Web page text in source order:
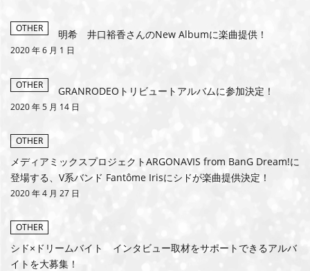
ID-S INFO
OTHER 明希 井口裕香さんのNew Albumに楽曲提供！
2020 年 6 月 1 日
OTHER GRANRODEOトリビュートアルバムに参加決定！
2020 年 5 月 14 日
OTHER
メディアミックスプロジェクトARGONAVIS from BanG Dream!に
登場する、V系バンド Fantôme Irisにシドが楽曲提供決定！
2020 年 4 月 27 日
OTHER
シド×ドリームバイト インタビュー取材をサポートできるアルバ
イトを大募集！